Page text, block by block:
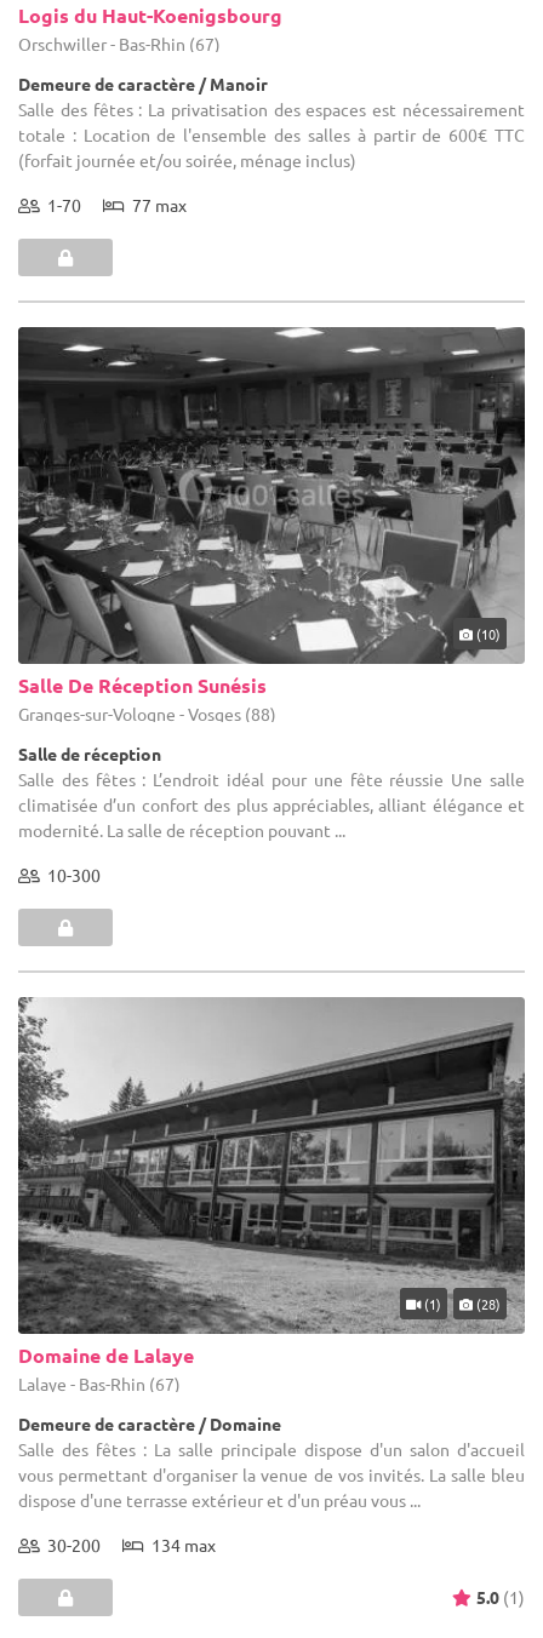
Logis du Haut-Koenigsbourg
Orschwiller - Bas-Rhin (67)
Demeure de caractère / Manoir
Salle des fêtes : La privatisation des espaces est nécessairement
totale : Location de l'ensemble des salles à partir de 600€ TTC
(forfait journée et/ou soirée, ménage inclus)
1-70 77 max
(10)
Salle De Réception Sunésis
Granges-sur-Vologne - Vosges (88)
Salle de réception
Salle des fêtes : L’endroit idéal pour une fête réussie Une salle
climatisée d’un confort des plus appréciables, alliant élégance et
modernité. La salle de réception pouvant ...
10-300
(1) (28)
Domaine de Lalaye
Lalaye - Bas-Rhin (67)
Demeure de caractère / Domaine
Salle des fêtes : La salle principale dispose d'un salon d'accueil
vous permettant d'organiser la venue de vos invités. La salle bleu
dispose d'une terrasse extérieur et d'un préau vous ...
30-200 134 max
5.0 (1)